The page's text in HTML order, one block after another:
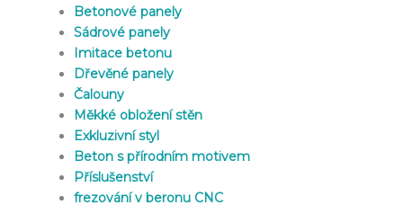
Betonové panely
Sádrové panely
Imitace betonu
Dřevěné panely
Čalouny
Měkké obložení stěn
Exkluzivní styl
Beton s přírodním motivem
Příslušenství
frezování v beronu CNC